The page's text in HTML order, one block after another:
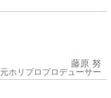
藤原 努
元ホリプロプロデューサー